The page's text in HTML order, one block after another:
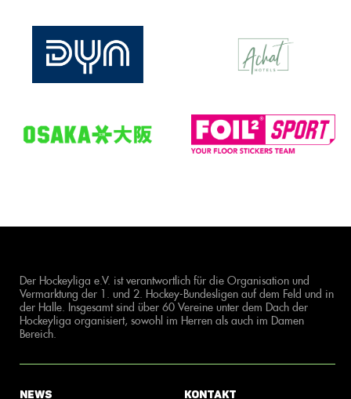
Der Hockeyliga e.V. ist verantwortlich für die Organisation und
Vermarktung der 1. und 2. Hockey-Bundesligen auf dem Feld und in
der Halle. Insgesamt sind über 60 Vereine unter dem Dach der
Hockeyliga organisiert, sowohl im Herren als auch im Damen
Bereich.
News Kontakt